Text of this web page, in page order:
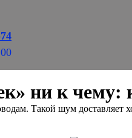
ни к чему:
Такой шум доставляет